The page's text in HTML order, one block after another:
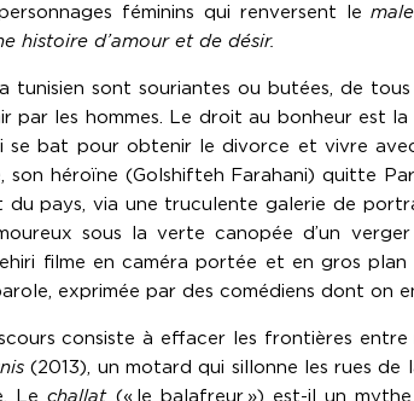
féminins qui renversent le
histoire d’amour et de désir.
tunisien sont souriantes ou butées, de
par les hommes. Le droit au bonheur est
bat pour obtenir le divorce et vivre
son héroïne (Golshifteh Farahani) quitte
du pays, via une truculente galerie de
sous la verte canopée d’un
filme en caméra portée et en gros
exprimée par des comédiens dont on
consiste à effacer les frontières
(2013), un motard qui sillonne les rues
Lechallat(« le balafreur ») est-il un